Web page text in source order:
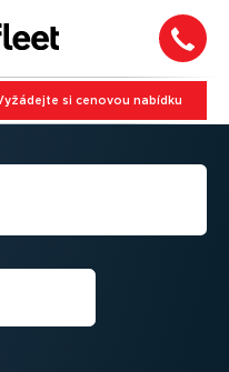
si cenovou nabídku